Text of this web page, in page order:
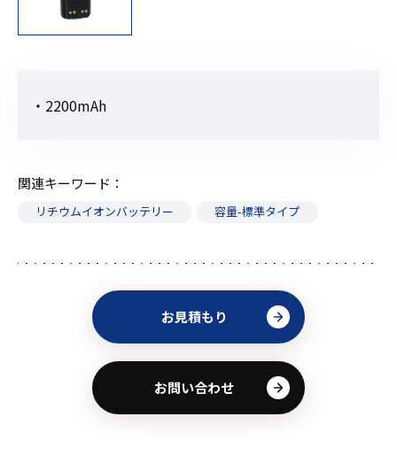
・2200mAh
関連キーワード
リチウムイオンバッテリー 容量-標準タイプ
お見積もり
お問い合わせ